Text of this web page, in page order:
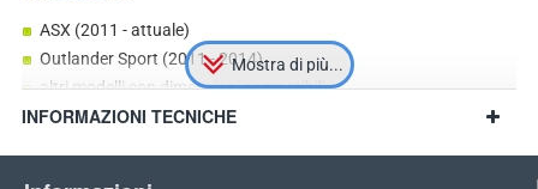
ASX (2011 - attuale)
Outlander Sport (2011 - 2014)
altri modelli con dimensioni compatibili
INFORMAZIONI TECNICHE